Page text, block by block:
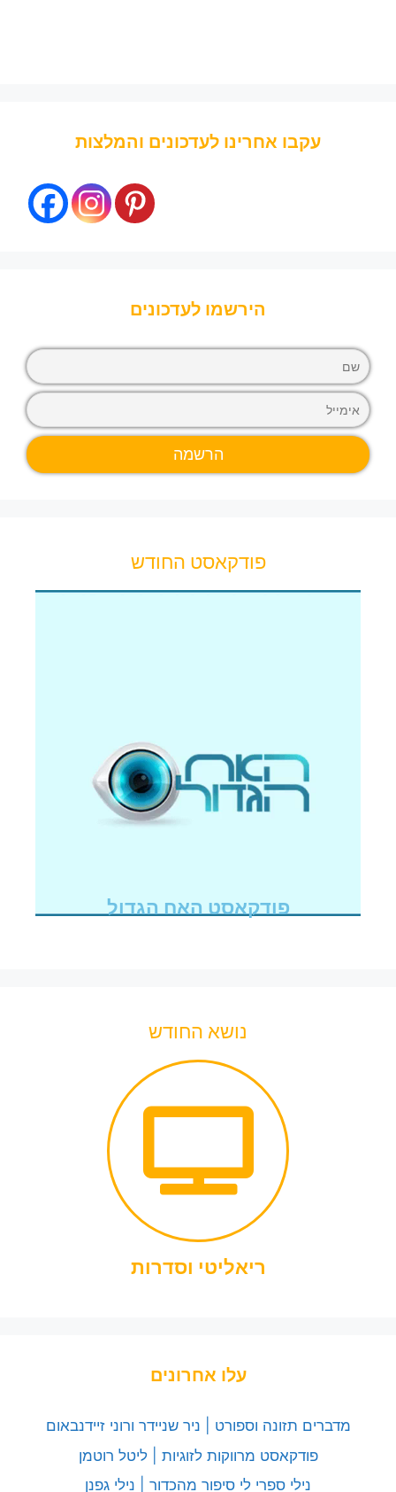
עקבו אחרינו לעדכונים והמלצות
הירשמו לעדכונים
פודקאסט החודש
פודקאסט האח הגדול
נושא החודש
ריאליטי וסדרות
עלו אחרונים
מדברים תזונה וספורט | ניר שניידר ורוני זיידנבאום
פודקאסט מרווקות לזוגיות | ליטל רוטמן
נילי ספרי לי סיפור מהכדור | נילי גפנן